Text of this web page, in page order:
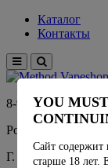
Каталог
Контакты
8-915-450-21-92
Розничный
Г. Москва, улица
YOU
Сайт содержит
старше 18 лет.